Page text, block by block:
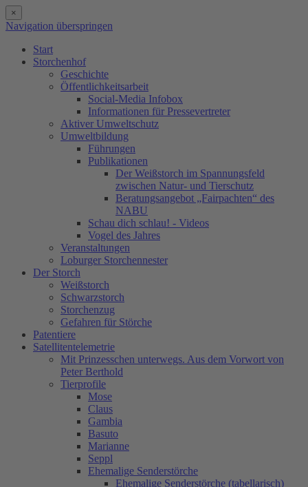
×
Navigation überspringen
Start
Storchenhof
Geschichte
Öffentlichkeitsarbeit
Social-Media Infobox
Informationen für Pressevertreter
Aktiver Umweltschutz
Umweltbildung
Führungen
Publikationen
Der Weißstorch im Spannungsfeld
zwischen Natur- und Tierschutz
Beratungsangebot „Fairpachten“ des
NABU
Schau dich schlau! - Videos
Vogel des Jahres
Veranstaltungen
Loburger Storchennester
Der Storch
Weißstorch
Schwarzstorch
Storchenzug
Gefahren für Störche
Patentiere
Satellitentelemetrie
Mit Prinzesschen unterwegs. Aus dem Vorwort von
Peter Berthold
Tierprofile
Mose
Claus
Gambia
Basuto
Marianne
Seppl
Ehemalige Senderstörche
Ehemalige Senderstörche (tabellarisch)